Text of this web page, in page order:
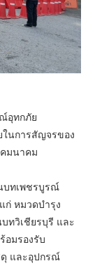
อุทกภัย
ในการสัญจรของ
มนาคม
บทเพชรบูรณ์
ก่ หมวดบำรุง
ทวิเชียรบุรี และ
อมรองรับ
ดุ และอุปกรณ์